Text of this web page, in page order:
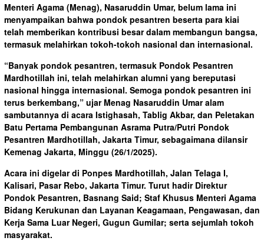
Menteri Agama (Menag), Nasaruddin Umar, belum lama ini
menyampaikan bahwa pondok pesantren beserta para kiai
telah memberikan kontribusi besar dalam membangun bangsa,
termasuk melahirkan tokoh-tokoh nasional dan internasional.
“Banyak pondok pesantren, termasuk Pondok Pesantren
Mardhotillah ini, telah melahirkan alumni yang bereputasi
nasional hingga internasional. Semoga pondok pesantren ini
terus berkembang,” ujar Menag Nasaruddin Umar alam
sambutannya di acara Istighasah, Tablig Akbar, dan Peletakan
Batu Pertama Pembangunan Asrama Putra/Putri Pondok
Pesantren Mardhotillah, Jakarta Timur, sebagaimana dilansir
Kemenag Jakarta, Minggu (26/1/2025).
Acara ini digelar di Ponpes Mardhotillah, Jalan Telaga I,
Kalisari, Pasar Rebo, Jakarta Timur. Turut hadir Direktur
Pondok Pesantren, Basnang Said; Staf Khusus Menteri Agama
Bidang Kerukunan dan Layanan Keagamaan, Pengawasan, dan
Kerja Sama Luar Negeri, Gugun Gumilar; serta sejumlah tokoh
masyarakat.